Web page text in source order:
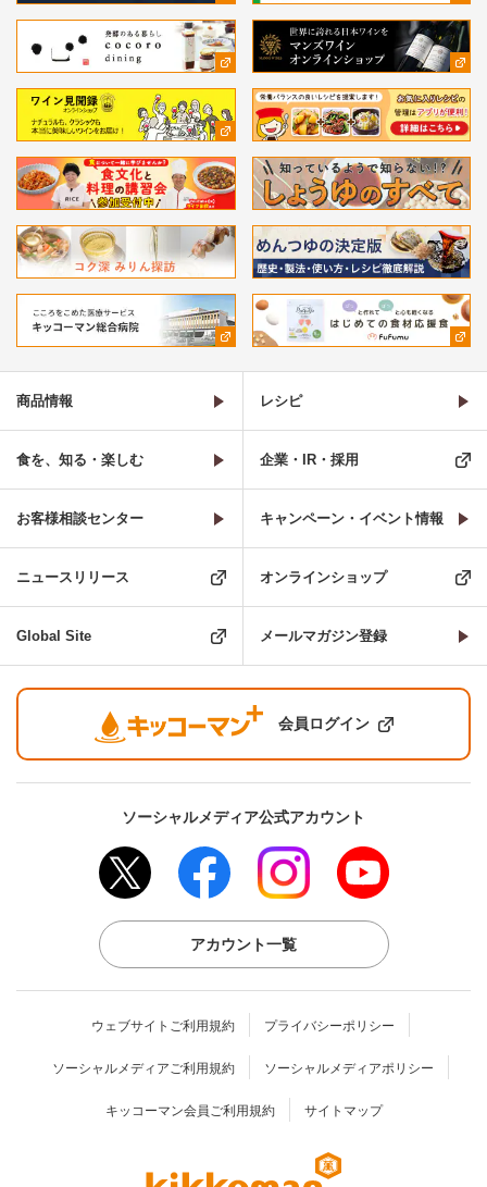
商品情報 レシピ
食を、知る・楽しむ 企業・IR・採用
お客様相談センター キャンペーン・イベント情報
ニュースリリース オンラインショップ
Global Site メールマガジン登録
会員ログイン
ソーシャルメディア公式アカウント
アカウント一覧
ウェブサイトご利用規約 プライバシーポリシー
ソーシャルメディアご利用規約 ソーシャルメディアポリシー
キッコーマン会員ご利用規約 サイトマップ